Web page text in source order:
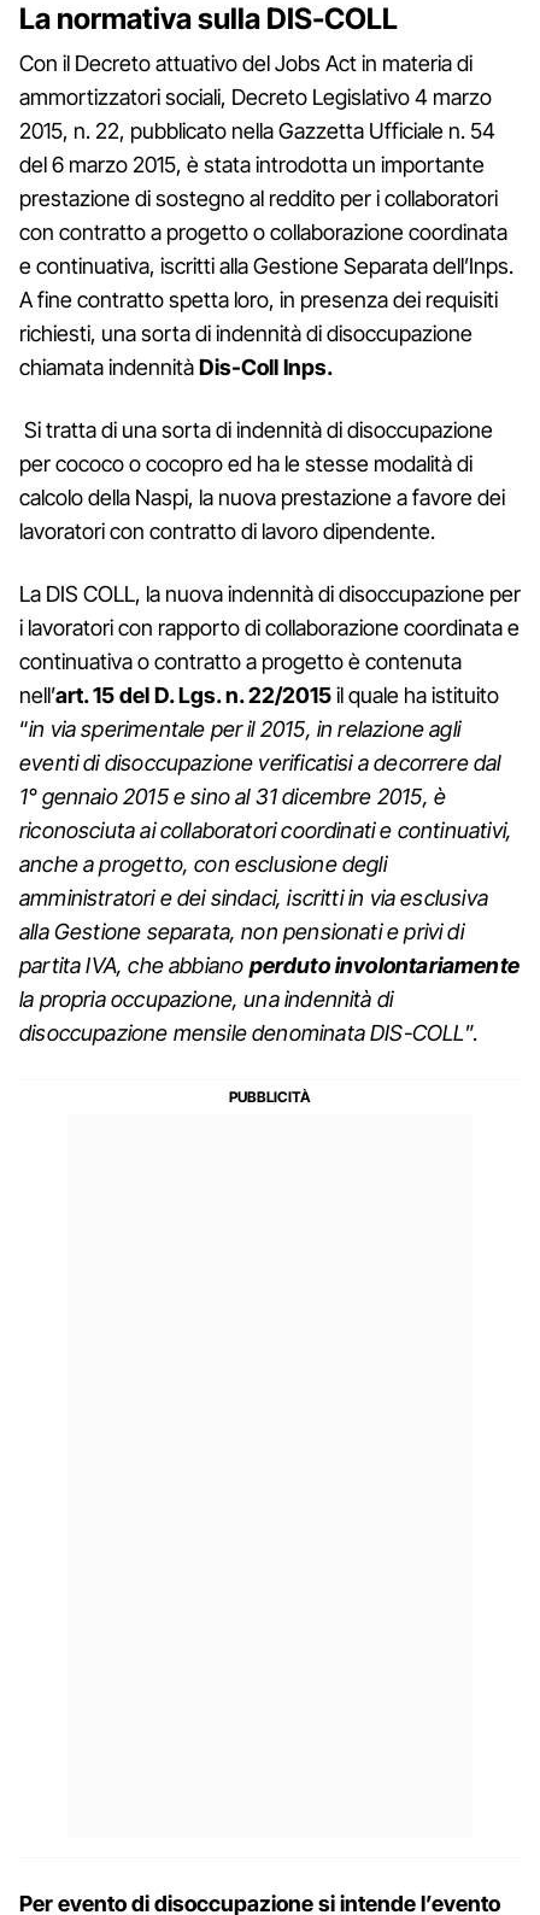
La normativa sulla DIS-COLL
Con il Decreto attuativo del Jobs Act in materia di
ammortizzatori sociali, Decreto Legislativo 4 marzo
2015, n. 22, pubblicato nella Gazzetta Ufficiale n. 54
del 6 marzo 2015, è stata introdotta un importante
prestazione di sostegno al reddito per i collaboratori
con contratto a progetto o collaborazione coordinata
e continuativa, iscritti alla Gestione Separata dell’Inps.
A fine contratto spetta loro, in presenza dei requisiti
richiesti, una sorta di indennità di disoccupazione
chiamata indennitàDis-Coll Inps.
Si tratta di una sorta di indennità di disoccupazione
per cococo o cocopro ed ha le stesse modalità di
calcolo della Naspi, la nuova prestazione a favore dei
lavoratori con contratto di lavoro dipendente.
La DIS COLL, la nuova indennità di disoccupazione per
i lavoratori con rapporto di collaborazione coordinata e
continuativa o contratto a progetto è contenuta
nell’art. 15 del D. Lgs. n. 22/2015il quale ha istituito
“in via sperimentale per il 2015, in relazione agli
eventi di disoccupazione verificatisi a decorrere dal
1° gennaio 2015 e sino al 31 dicembre 2015, è
riconosciuta ai collaboratori coordinati e continuativi,
anche a progetto, con esclusione degli
amministratori e dei sindaci, iscritti in via esclusiva
alla Gestione separata, non pensionati e privi di
partita IVA, che abbiano perduto involontariamente
la propria occupazione, una indennità di
disoccupazione mensile denominata DIS-COLL”.
Per evento di disoccupazione si intende l’evento